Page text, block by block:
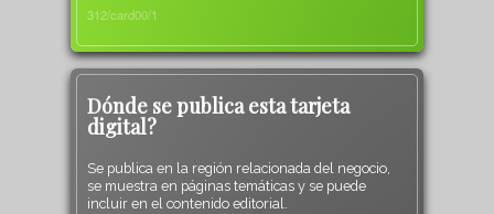
312/card00/1
Dónde se publica esta tarjeta
digital?
Se publica en la región relacionada del negocio,
se muestra en páginas temáticas y se puede
incluir en el contenido editorial.